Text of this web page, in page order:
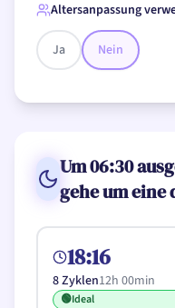
Altersanpassung
Ja Nein
Um 06:30
gehe um eine
18:16
8Zyklen12h 00min
🟢Ideal